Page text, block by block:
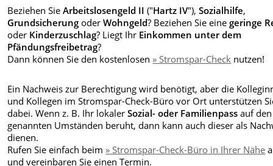
Beziehen SieArbeitslosengeld II ("Hartz IV"),Sozialhilfe,
Grundsicherung oderWohngeld? Beziehen Sie einegeringe
oder Kinderzuschlag? Liegt Ihr Einkommen unter dem
Pfändungsfreibetrag?
Dann können Sie den kostenlosen» Stromspar-Check nutzen!
Ein Nachweis zur Berechtigung wird benötigt, aber die
und Kollegen im Stromspar-Check-Büro vor Ort unterstützen
dabei. Wenn z. B. Ihr lokalerSozial- oder Familienpass auf den
genannten Umständen beruht, dann kann auch dieser als
dienen.
Rufen Sie einfach beim» Stromspar-Check-Büro in Ihrer Nähe
und vereinbaren Sie einen Termin.